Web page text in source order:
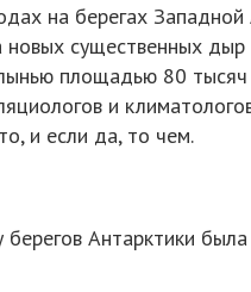
на берегах
существенных дыр
площадью 80
и
и если да, то чем.
Антарктики